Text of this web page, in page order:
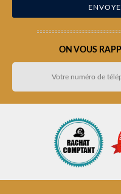
ON VOUS